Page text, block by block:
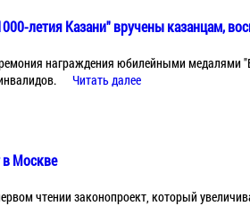
летия Казани" вручены казанцам,
награждения юбилейными медалями
Читать далее
в Москве
чтении законопроект, который